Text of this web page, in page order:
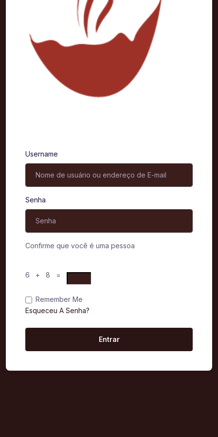
Username
Senha
Confirme que você é uma pessoa
6 + 8 =
Remember Me
Esqueceu A Senha?
Entrar